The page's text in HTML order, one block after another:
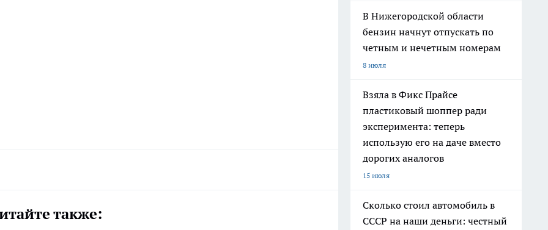
также:
В Нижегородской области
бензин начнут отпускать по
четным и нечетным номерам
8 июля
Взяла в Фикс Прайсе
пластиковый шоппер ради
эксперимента: теперь
использую его на даче вместо
дорогих аналогов
15 июля
Сколько стоил автомобиль в
СССР на наши деньги: честный